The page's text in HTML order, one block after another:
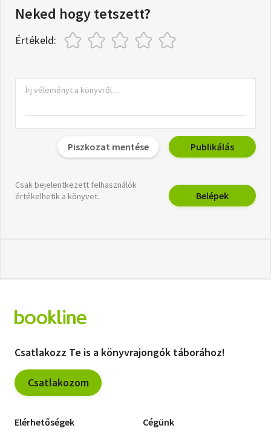
Neked hogy tetszett?
Értékeld:
Piszkozat mentése Publikálás
Csak bejelentkezett felhasználók
értékelhetik a könyvet.
Belépek
Csatlakozz Te is a könyvrajongók táborához!
Csatlakozom
Elérhetőségek Cégünk